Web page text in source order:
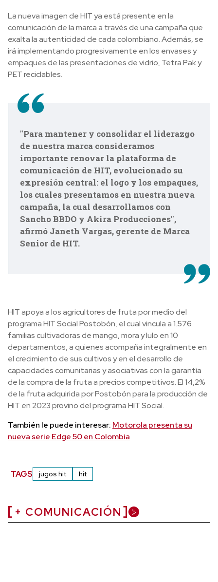
La nueva imagen de HIT ya está presente en la
comunicación de la marca a través de una campaña que
exalta la autenticidad de cada colombiano. Además, se
irá implementando progresivamente en los envases y
empaques de las presentaciones de vidrio, Tetra Pak y
PET reciclables.
"Para mantener y consolidar el liderazgo
de nuestra marca consideramos
importante renovar la plataforma de
comunicación de HIT, evolucionado su
expresión central: el logo y los empaques,
los cuales presentamos en nuestra nueva
campaña, la cual desarrollamos con
Sancho BBDO y Akira Producciones",
afirmó Janeth Vargas, gerente de Marca
Senior de HIT.
HIT apoya a los agricultores de fruta por medio del
programa HIT Social Postobón, el cual vincula a 1.576
familias cultivadoras de mango, mora y lulo en 10
departamentos, a quienes acompaña integralmente en
el crecimiento de sus cultivos y en el desarrollo de
capacidades comunitarias y asociativas con la garantía
de la compra de la fruta a precios competitivos. El 14,2%
de la fruta adquirida por Postobón para la producción de
HIT en 2023 provino del programa HIT Social.
También le puede interesar: Motorola presenta su
nueva serie Edge 50 en Colombia
TAGS jugos hit hit
+ COMUNICACIÓN